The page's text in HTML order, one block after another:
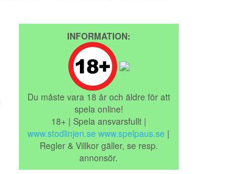
INFORMATION:
Du måste vara 18 år och äldre för att
spela online!
18+ | Spela ansvarsfullt |
www.stodlinjen.se www.spelpaus.se |
Regler & Villkor gäller, se resp.
annonsör.